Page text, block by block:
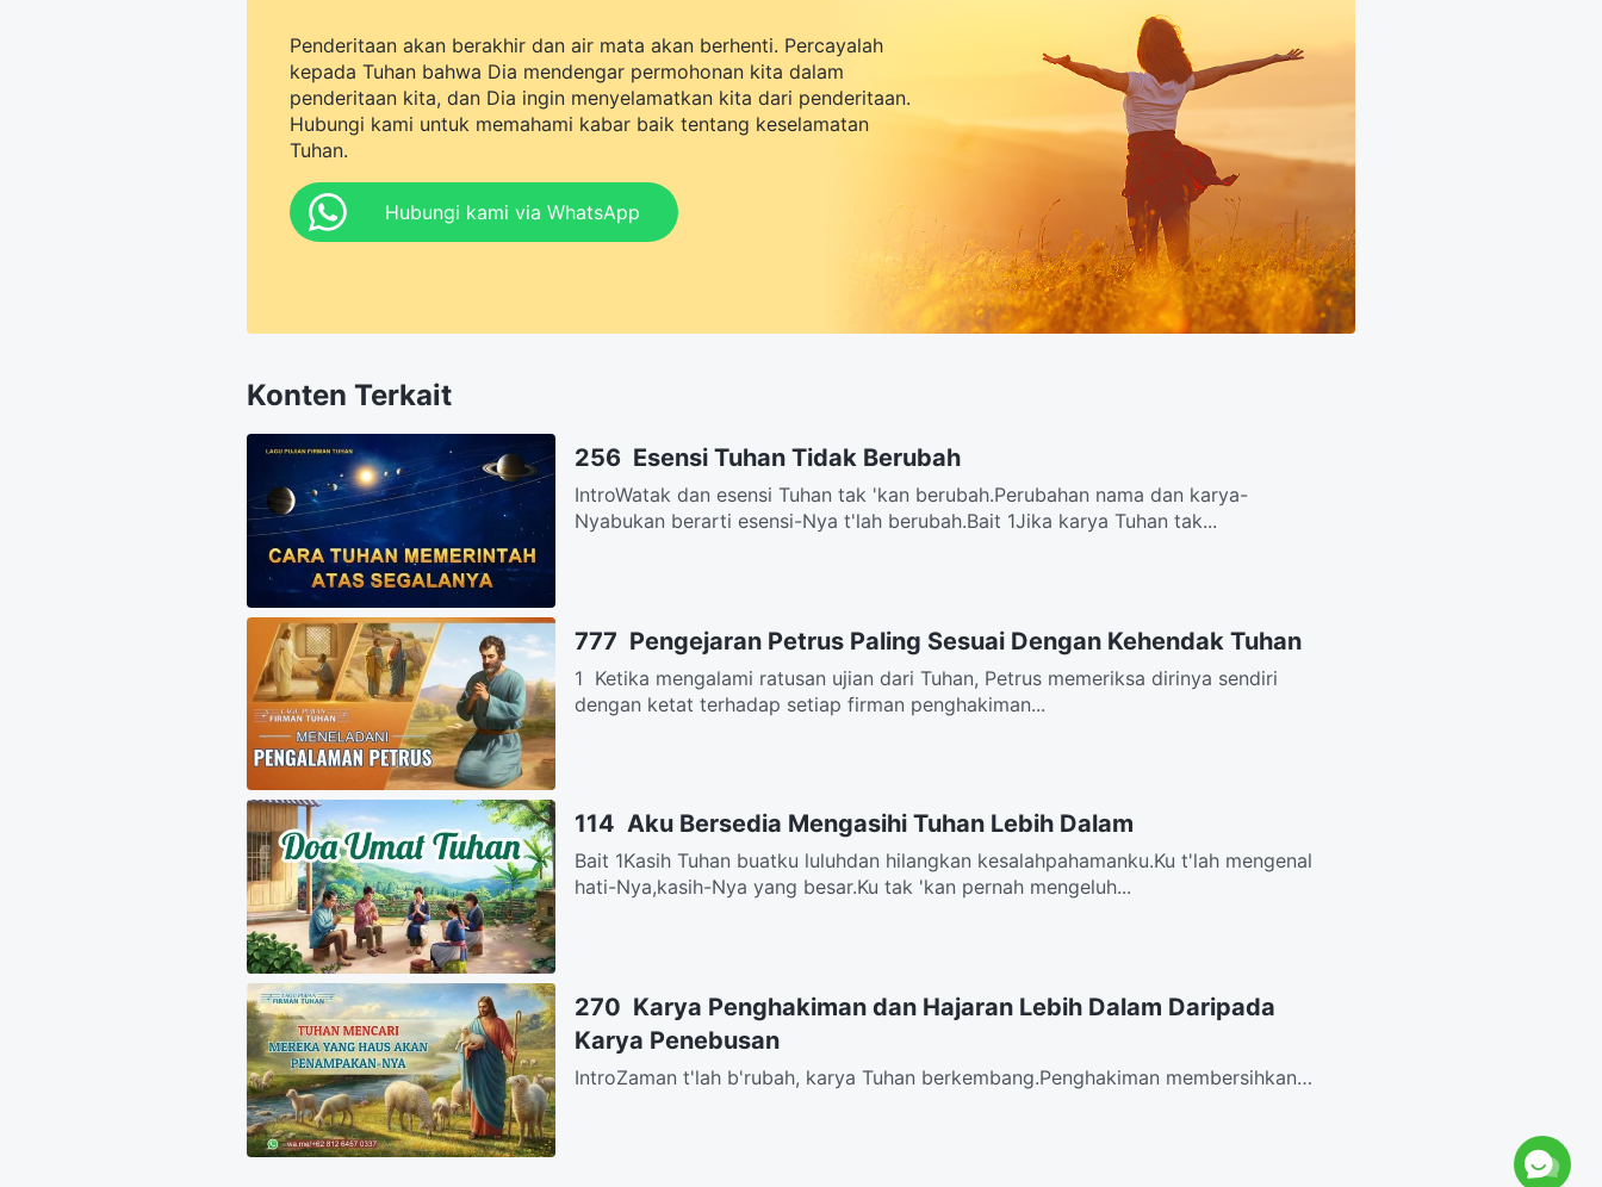
Penderitaan akan berakhir dan air mata akan berhenti. Percayalah
kepada Tuhan bahwa Dia mendengar permohonan kita dalam
penderitaan kita, dan Dia ingin menyelamatkan kita dari penderitaan.
Hubungi kami untuk memahami kabar baik tentang keselamatan
Tuhan.
Hubungi kami via WhatsApp
Konten Terkait
256 Esensi Tuhan Tidak Berubah
IntroWatak dan esensi Tuhan tak 'kan berubah.Perubahan nama dan karya-
Nyabukan berarti esensi-Nya t'lah berubah.Bait 1Jika karya Tuhan tak...
777 Pengejaran Petrus Paling Sesuai Dengan Kehendak Tuhan
1 Ketika mengalami ratusan ujian dari Tuhan, Petrus memeriksa dirinya sendiri
dengan ketat terhadap setiap firman penghakiman...
114 Aku Bersedia Mengasihi Tuhan Lebih Dalam
Bait 1Kasih Tuhan buatku luluhdan hilangkan kesalahpahamanku.Ku t'lah mengenal
hati-Nya,kasih-Nya yang besar.Ku tak 'kan pernah mengeluh...
270 Karya Penghakiman dan Hajaran Lebih Dalam Daripada
Karya Penebusan
IntroZaman t'lah b'rubah, karya Tuhan berkembang.Penghakiman membersihkan